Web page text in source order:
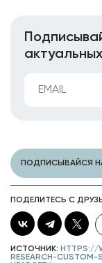
ПОДПИСЫВАЙСЯ НА
ПОДЕЛИТЕСЬ С
ИСТОЧНИК: HTTPS://
RESEARCH-